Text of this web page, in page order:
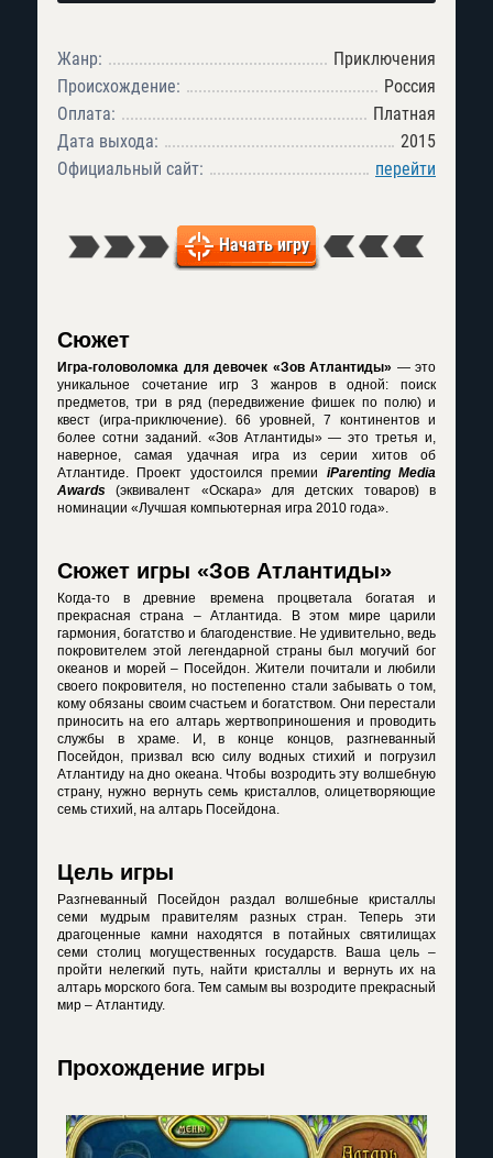
Жанр:
Приключения
Происхождение:
Россия
Оплата:
Платная
Дата выхода:
2015
Официальный сайт:
перейти
Начать игру
Сюжет
Игра-головоломка для девочек «Зов Атлантиды» — это
уникальное сочетание игр 3 жанров в одной: поиск
предметов, три в ряд (передвижение фишек по полю) и
квест (игра-приключение). 66 уровней, 7 континентов и
более сотни заданий. «Зов Атлантиды» — это третья и,
наверное, самая удачная игра из серии хитов об
Атлантиде. Проект удостоился премии iParenting Media
Awards (эквивалент «Оскара» для детских товаров) в
номинации «Лучшая компьютерная игра 2010 года».
Сюжет игры «Зов Атлантиды»
Когда-то в древние времена процветала богатая и
прекрасная страна – Атлантида. В этом мире царили
гармония, богатство и благоденствие. Не удивительно, ведь
покровителем этой легендарной страны был могучий бог
океанов и морей – Посейдон. Жители почитали и любили
своего покровителя, но постепенно стали забывать о том,
кому обязаны своим счастьем и богатством. Они перестали
приносить на его алтарь жертвоприношения и проводить
службы в храме. И, в конце концов, разгневанный
Посейдон, призвал всю силу водных стихий и погрузил
Атлантиду на дно океана. Чтобы возродить эту волшебную
страну, нужно вернуть семь кристаллов, олицетворяющие
семь стихий, на алтарь Посейдона.
Цель игры
Разгневанный Посейдон раздал волшебные кристаллы
семи мудрым правителям разных стран. Теперь эти
драгоценные камни находятся в потайных святилищах
семи столиц могущественных государств. Ваша цель –
пройти нелегкий путь, найти кристаллы и вернуть их на
алтарь морского бога. Тем самым вы возродите прекрасный
мир – Атлантиду.
Прохождение игры